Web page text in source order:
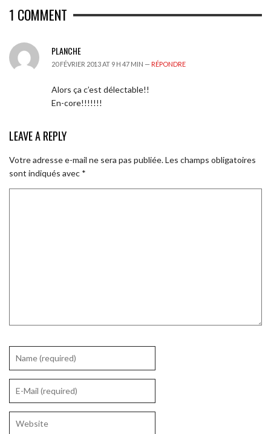
1 COMMENT
PLANCHE
20 FÉVRIER 2013 AT 9 H 47 MIN — RÉPONDRE
Alors ça c’est délectable!!
En-core!!!!!!!
LEAVE A REPLY
Votre adresse e-mail ne sera pas publiée.Les champs obligatoires
sont indiqués avec *